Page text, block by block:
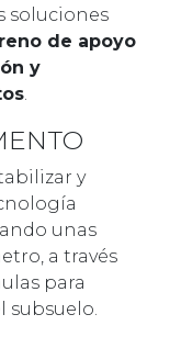
soluciones
de apoyo
y
.
y
unas
a través
para
subsuelo.